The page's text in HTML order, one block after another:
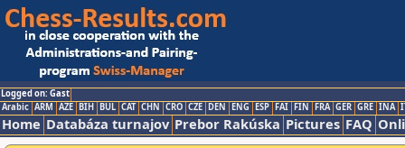
Logged on: Gast
Arabic ARM AZE BIH BUL CAT CHN CRO CZE DEN ENG ESP FAI FIN FRA GER GRE INA
Home Databáza turnajov Prebor Rakúska Pictures FAQ